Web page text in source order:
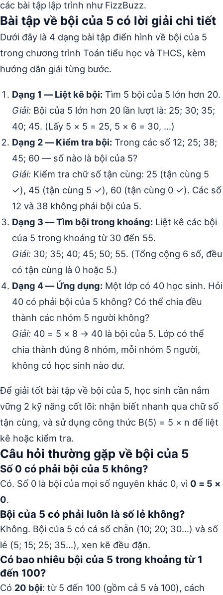
các bài tập lập trình như FizzBuzz.
Bài tập về bội của 5 có lời giải chi tiết
Dưới đây là 4 dạng bài tập điển hình về bội của 5
trong chương trình Toán tiểu học và THCS, kèm
hướng dẫn giải từng bước.
Dạng 1 — Liệt kê bội: Tìm 5 bội của 5 lớn hơn 20.
Giải: Bội của 5 lớn hơn 20 lần lượt là: 25; 30; 35;
40; 45. (Lấy 5 × 5 = 25, 5 × 6 = 30, …)
Dạng 2 — Kiểm tra bội: Trong các số 12; 25; 38;
45; 60 — số nào là bội của 5?
Giải: Kiểm tra chữ số tận cùng: 25 (tận cùng 5
✓), 45 (tận cùng 5 ✓), 60 (tận cùng 0 ✓). Các số
12 và 38 không phải bội của 5.
Dạng 3 — Tìm bội trong khoảng: Liệt kê các bội
của 5 trong khoảng từ 30 đến 55.
Giải: 30; 35; 40; 45; 50; 55. (Tổng cộng 6 số, đều
có tận cùng là 0 hoặc 5.)
Dạng 4 — Ứng dụng: Một lớp có 40 học sinh. Hỏi
40 có phải bội của 5 không? Có thể chia đều
thành các nhóm 5 người không?
Giải: 40 = 5 × 8 → 40 là bội của 5. Lớp có thể
chia thành đúng 8 nhóm, mỗi nhóm 5 người,
không có học sinh nào dư.
Để giải tốt bài tập về bội của 5, học sinh cần nắm
vững 2 kỹ năng cốt lõi: nhận biết nhanh qua chữ số
tận cùng, và sử dụng công thức B(5) = 5 × n để liệt
kê hoặc kiểm tra.
Câu hỏi thường gặp về bội của 5
Số 0 có phải bội của 5 không?
Có. Số 0 là bội của mọi số nguyên khác 0, vì 0 = 5 ×
0.
Bội của 5 có phải luôn là số lẻ không?
Không. Bội của 5 có cả số chẵn (10; 20; 30…) và số
lẻ (5; 15; 25; 35…), xen kẽ đều đặn.
Có bao nhiêu bội của 5 trong khoảng từ 1
đến 100?
Có 20 bội: từ 5 đến 100 (gồm cả 5 và 100), cách